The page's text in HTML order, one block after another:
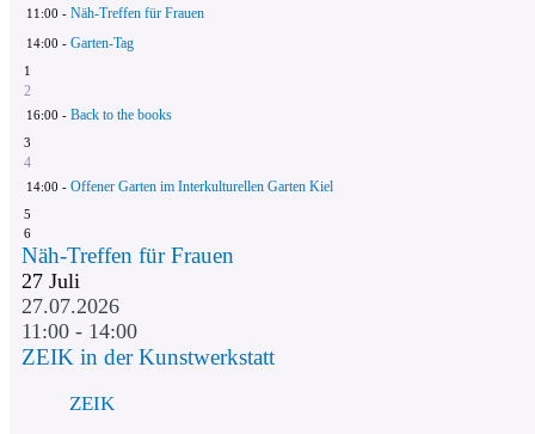
11:00 - Näh-Treffen für Frauen
14:00 - Garten-Tag
1
2
16:00 - Back to the books
3
4
14:00 - Offener Garten im Interkulturellen Garten Kiel
5
6
Näh-Treffen für Frauen
27 Juli
27.07.2026
11:00 - 14:00
ZEIK in der Kunstwerkstatt
ZEIK